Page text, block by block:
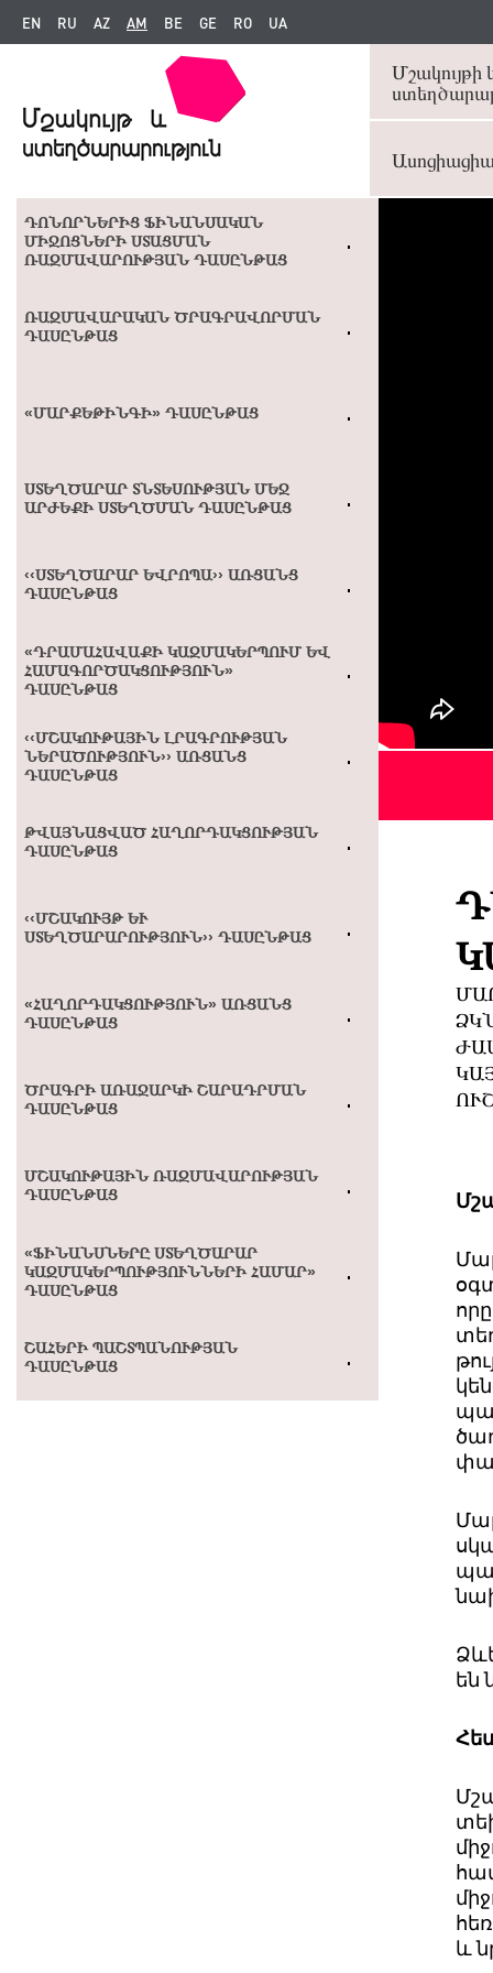
EN RU AZ AM BE GE RO UA
Մշակույթի
Ասոցիացիա
ԴՈՆՈՐՆԵՐԻՑ ՖԻՆԱՆՍԱԿԱՆ
ՄԻՋՈՑՆԵՐԻ ՍՏԱՑՄԱՆ
ՌԱԶՄԱՎԱՐՈՒԹՅԱՆ ԴԱՍԸՆԹԱՑ
ՌԱԶՄԱՎԱՐԱԿԱՆ ԾՐԱԳՐԱՎՈՐՄԱՆ
ԴԱՍԸՆԹԱՑ
«ՄԱՐՔԵԹԻՆԳԻ» ԴԱՍԸՆԹԱՑ
ՍՏԵՂԾԱՐԱՐ ՏՆՏԵՍՈՒԹՅԱՆ ՄԵՋ
ԱՐԺԵՔԻ ՍՏԵՂԾՄԱՆ ԴԱՍԸՆԹԱՑ
‹‹ՍՏԵՂԾԱՐԱՐ ԵՎՐՈՊԱ›› ԱՌՑԱՆՑ
ԴԱՍԸՆԹԱՑ
«ԴՐԱՄԱՀԱՎԱՔԻ ԿԱԶՄԱԿԵՐՊՈՒՄ ԵՎ
ՀԱՄԱԳՈՐԾԱԿՑՈՒԹՅՈՒՆ»
ԴԱՍԸՆԹԱՑ
‹‹ՄՇԱԿՈՒԹԱՅԻՆ ԼՐԱԳՐՈՒԹՅԱՆ
ՆԵՐԱԾՈՒԹՅՈՒՆ›› ԱՌՑԱՆՑ
ԴԱՍԸՆԹԱՑ
ԹՎԱՅՆԱՑՎԱԾ ՀԱՂՈՐԴԱԿՑՈՒԹՅԱՆ
ԴԱՍԸՆԹԱՑ
‹‹ՄՇԱԿՈՒՅԹ ԵՒ Ս
ՏԵՂԾԱՐԱՐՈՒԹՅՈՒՆ›› ԴԱՍԸՆԹԱՑ
«ՀԱՂՈՐԴԱԿՑՈՒԹՅՈՒՆ» ԱՌՑԱՆՑ
ԴԱՍԸՆԹԱՑ
ԾՐԱԳՐԻ ԱՌԱՋԱՐԿԻ ՇԱՐԱԴՐՄԱՆ
ԴԱՍԸՆԹԱՑ
ՄՇԱԿՈՒԹԱՅԻՆ ՌԱԶՄԱՎԱՐՈՒԹՅԱՆ
ԴԱՍԸՆԹԱՑ
«ՖԻՆԱՆՍՆԵՐԸ ՍՏԵՂԾԱՐԱՐ
ԿԱԶՄԱԿԵՐՊՈՒԹՅՈՒՆՆԵՐԻ ՀԱՄԱՐ»
ԴԱՍԸՆԹԱՑ
ՇԱՀԵՐԻ ՊԱՇՏՊԱՆՈՒԹՅԱՆ
ԴԱՍԸՆԹԱՑ
որը
են
և